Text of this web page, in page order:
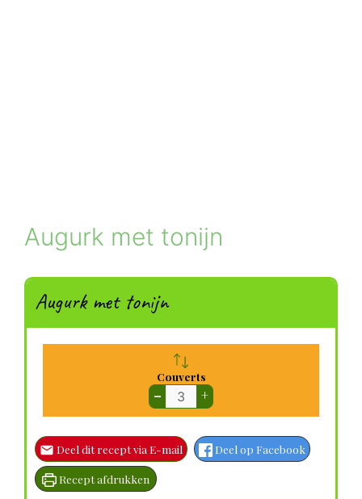
Augurk met tonijn
Augurk met tonijn
Couverts
– +
Deel dit recept via E-mail Deel op Facebook
Recept afdrukken